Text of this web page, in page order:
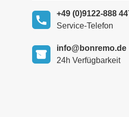
+49 (0)9122-888
Service-Telefon
info@bonremo.de
24h Verfügbarkeit